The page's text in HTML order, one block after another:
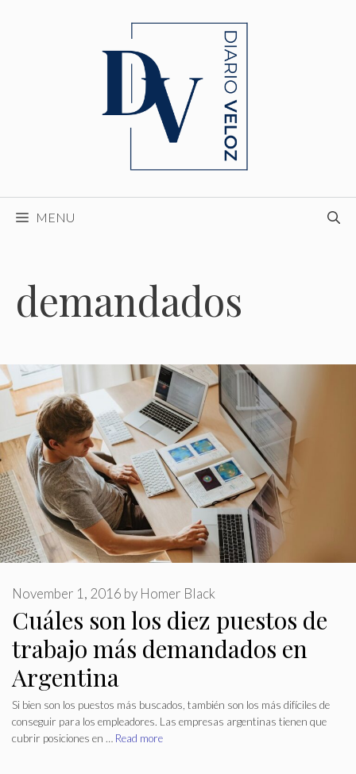
MENU
demandados
Cuáles son los diez puestos de
trabajo más demandados en
Argentina
November 1, 2016 by Homer Black
Si bien son los puestos más buscados, también son los más difíciles de
conseguir para los empleadores. Las empresas argentinas tienen que
cubrir posiciones en … Read more